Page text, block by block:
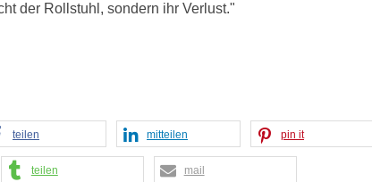
der Rollstuhl, sondern ihr Verlust."
teilen mitteilen pin it
teilen mail